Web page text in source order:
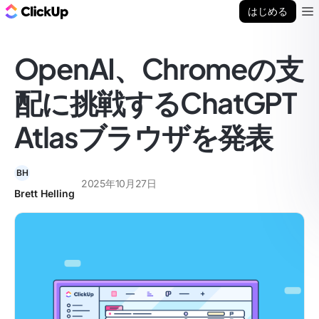
はじめる
OpenAI、Chromeの支
配に挑戦するChatGPT
Atlasブラウザを発表
BH
Brett Helling
2025年10月27日